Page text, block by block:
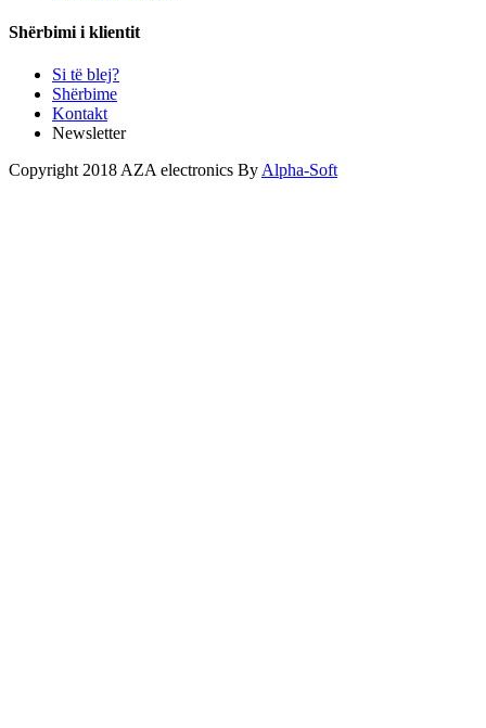
Shërbimi i klientit
Si të blej?
Shërbime
Kontakt
Newsletter
Copyright 2018 AZA electronics By Alpha-Soft